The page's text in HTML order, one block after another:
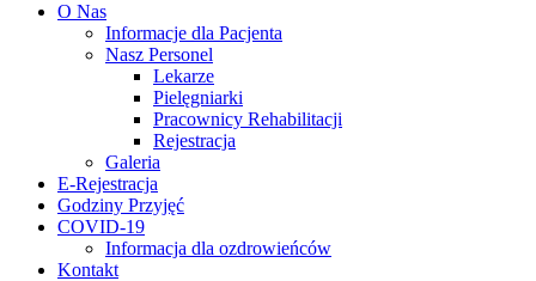
O Nas
Informacje dla Pacjenta
Nasz Personel
Lekarze
Pielęgniarki
Pracownicy Rehabilitacji
Rejestracja
Galeria
E-Rejestracja
Godziny Przyjęć
COVID-19
Informacja dla ozdrowieńców
Kontakt